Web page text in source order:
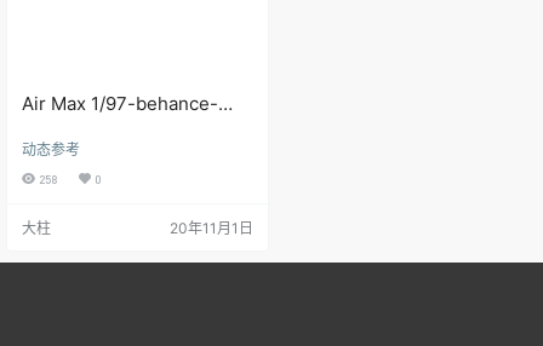
Air Max 1/97-behance-
动态参考
258 0
大柱 20年11月1日